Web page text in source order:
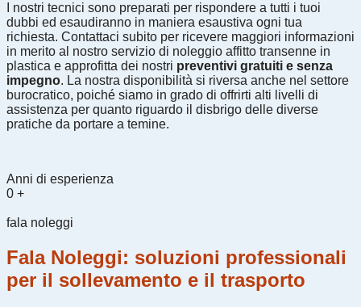
I nostri tecnici sono preparati per rispondere a tutti i tuoi
dubbi ed esaudiranno in maniera esaustiva ogni tua
richiesta. Contattaci subito per ricevere maggiori informazioni
in merito al nostro servizio di noleggio affitto transenne in
plastica e approfitta dei nostri preventivi gratuiti e senza
impegno. La nostra disponibilità si riversa anche nel settore
burocratico, poiché siamo in grado di offrirti alti livelli di
assistenza per quanto riguardo il disbrigo delle diverse
pratiche da portare a temine.
Anni di esperienza
0 +
fala noleggi
Fala Noleggi: soluzioni professionali
per il sollevamento e il trasporto